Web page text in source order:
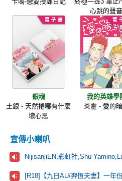
心跳的聲音
銀魂
土銀 - 天然捲哪有什麼
壞心思
我的英雄學
炎霍 - 愛的
宣傳小喇叭
[R18]【九日AU/羿恆夫妻】一年